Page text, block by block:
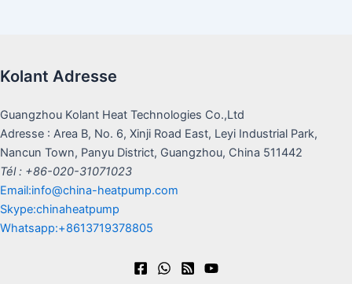
Kolant Adresse
Guangzhou Kolant Heat Technologies Co.,Ltd
Adresse : Area B, No. 6, Xinji Road East, Leyi Industrial Park,
Nancun Town, Panyu District, Guangzhou, China 511442
Tél : +86-020-31071023
Email:info@china-heatpump.com
Skype:chinaheatpump
Whatsapp:+8613719378805